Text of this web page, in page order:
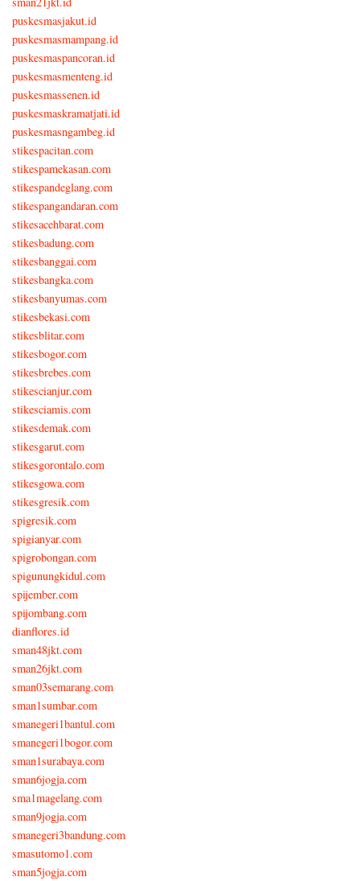
puskesmasjakut.id
puskesmasmampang.id
puskesmaspancoran.id
puskesmasmenteng.id
puskesmassenen.id
puskesmaskramatjati.id
puskesmasngambeg.id
stikespacitan.com
stikespamekasan.com
stikespandeglang.com
stikespangandaran.com
stikesacehbarat.com
stikesbadung.com
stikesbanggai.com
stikesbangka.com
stikesbanyumas.com
stikesbekasi.com
stikesblitar.com
stikesbogor.com
stikesbrebes.com
stikescianjur.com
stikesciamis.com
stikesdemak.com
stikesgarut.com
stikesgorontalo.com
stikesgowa.com
stikesgresik.com
spigresik.com
spigianyar.com
spigrobongan.com
spigunungkidul.com
spijember.com
spijombang.com
dianflores.id
sman48jkt.com
sman26jkt.com
sman03semarang.com
sman1sumbar.com
smanegeri1bantul.com
smanegeri1bogor.com
sman1surabaya.com
sman6jogja.com
sma1magelang.com
sman9jogja.com
smanegeri3bandung.com
smasutomo1.com
sman5jogja.com